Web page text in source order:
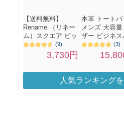
人気ランキング